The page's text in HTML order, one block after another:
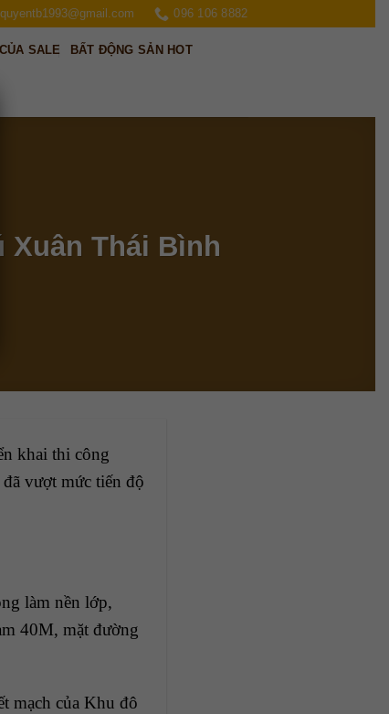
096 106 8882
SALE BẤT ĐỘNG SẢN HOT
Xuân Thái Bình
khai thi công
vượt mức tiến độ
làm nền lớp,
40M, mặt đường
mạch của Khu đô